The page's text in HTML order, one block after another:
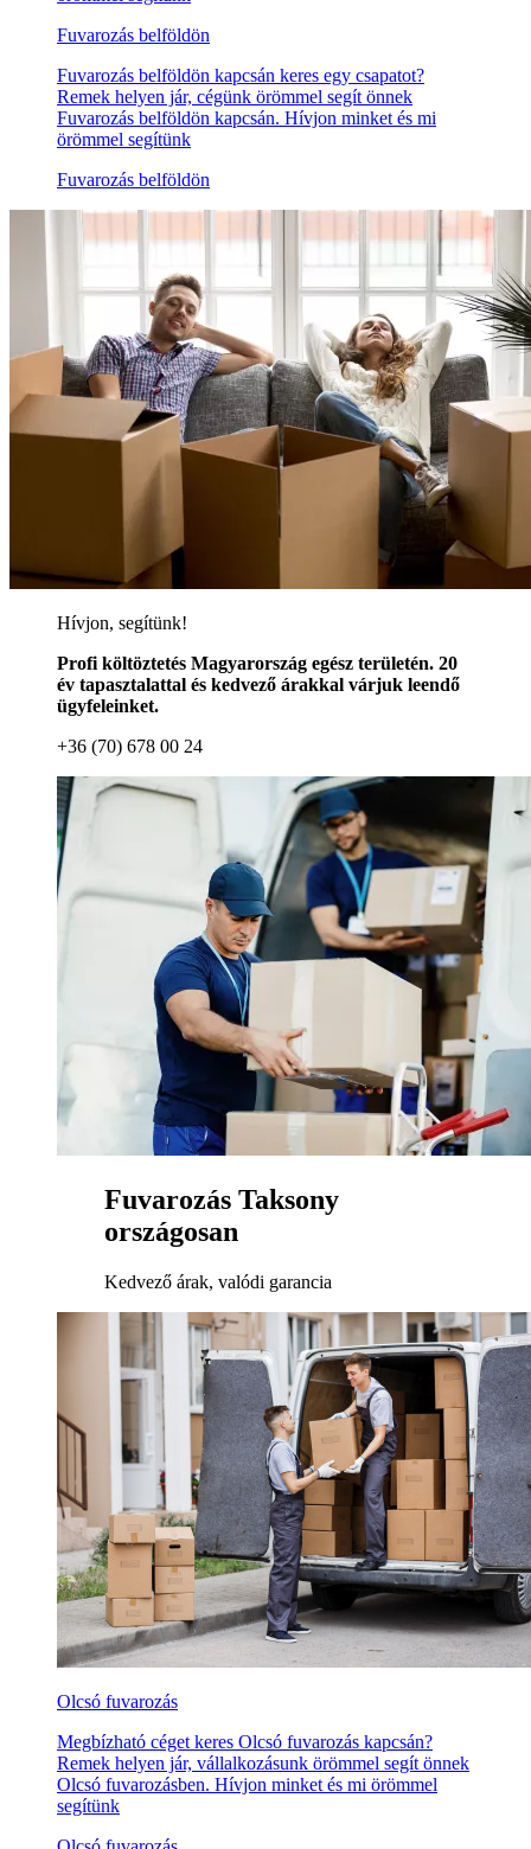
Fuvarozás belföldön
Fuvarozás belföldön kapcsán keres egy csapatot?
Remek helyen jár, cégünk örömmel segít önnek
Fuvarozás belföldön kapcsán. Hívjon minket és mi
örömmel segítünk
Fuvarozás belföldön
Hívjon, segítünk!
Profi költöztetés Magyarország egész területén. 20
év tapasztalattal és kedvező árakkal várjuk leendő
ügyfeleinket.
+36 (70) 678 00 24
Fuvarozás Taksony
országosan
Kedvező árak, valódi garancia
Olcsó fuvarozás
Megbízható céget keres Olcsó fuvarozás kapcsán?
Remek helyen jár, vállalkozásunk örömmel segít önnek
Olcsó fuvarozásben. Hívjon minket és mi örömmel
segítünk